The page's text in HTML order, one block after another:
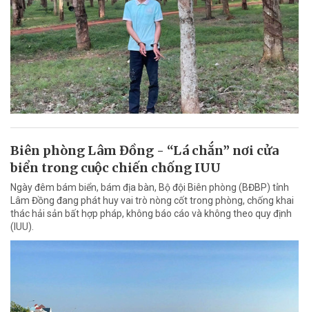
Biên phòng Lâm Đồng - “Lá chắn” nơi cửa
biển trong cuộc chiến chống IUU
Ngày đêm bám biển, bám địa bàn, Bộ đội Biên phòng (BĐBP) tỉnh
Lâm Đồng đang phát huy vai trò nòng cốt trong phòng, chống khai
thác hải sản bất hợp pháp, không báo cáo và không theo quy định
(IUU).